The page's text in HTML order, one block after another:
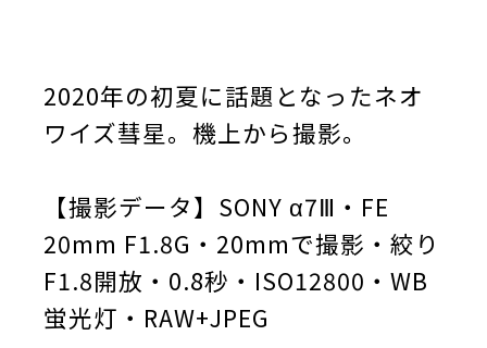
2020年の初夏に話題となったネオ
ワイズ彗星。機上から撮影。
【撮影データ】SONY α7Ⅲ・FE
20mm F1.8G・20mmで撮影・絞り
F1.8開放・0.8秒・ISO12800・WB
蛍光灯・RAW+JPEG